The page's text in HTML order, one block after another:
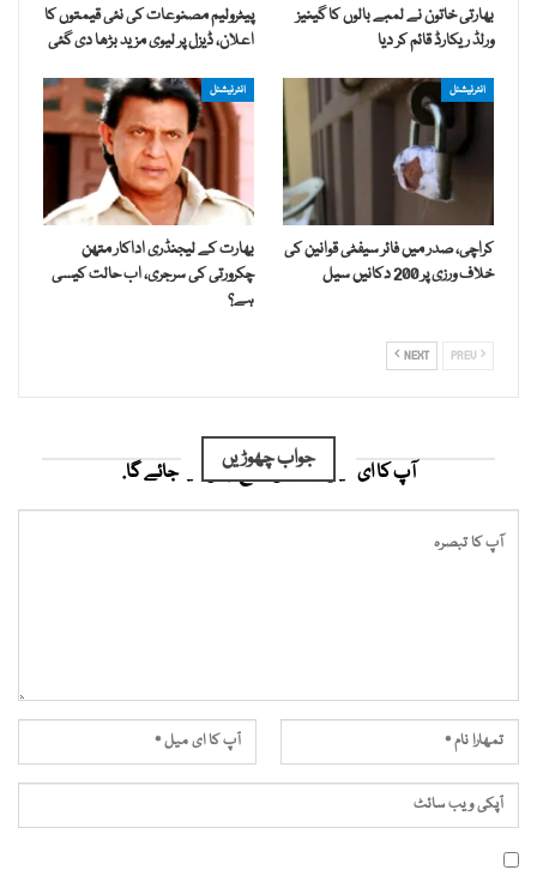
بھارتی خاتون نے لمبے بالوں کا گینیز
ورلڈ ریکارڈ قائم کر دیا
پیٹرولیم مصنوعات کی نئی قیمتوں کا
اعلان، ڈیزل پر لیوی مزید بڑھا دی گئی
انٹرنیشنل
کراچی، صدر میں فائر سیفٹی قوانین کی
خلاف ورزی پر 200 دکانیں سیل
انٹرنیشنل
بھارت کے لیجنڈری اداکار متھن
چکرورتی کی سرجری، اب حالت کیسی
ہے؟
NEXT
جواب چھوڑیں
آپ کا ای میل ایڈریس شائع نہیں کیا جائے گا.